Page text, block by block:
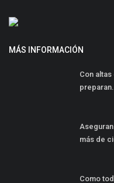
MÁS INFORMACIÓN
Con
más de
Como